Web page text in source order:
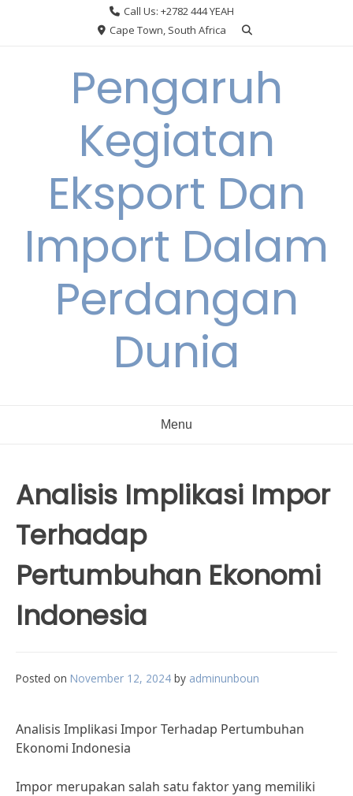
Call Us: +2782 444 YEAH
Cape Town, South Africa
Pengaruh
Kegiatan
Eksport Dan
Import Dalam
Perdangan
Dunia
Menu
Analisis Implikasi Impor
Terhadap
Pertumbuhan Ekonomi
Indonesia
Posted on November 12, 2024 by adminunboun
Analisis Implikasi Impor Terhadap Pertumbuhan
Ekonomi Indonesia
Impor merupakan salah satu faktor yang memiliki